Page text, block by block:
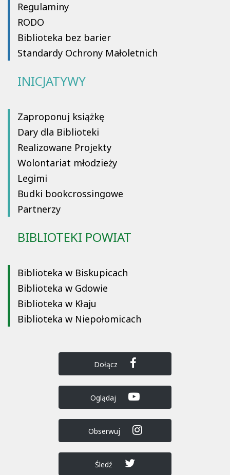
Regulaminy
RODO
Biblioteka bez barier
Standardy Ochrony Małoletnich
INICJATYWY
Zaproponuj książkę
Dary dla Biblioteki
Realizowane Projekty
Wolontariat młodzieży
Legimi
Budki bookcrossingowe
Partnerzy
BIBLIOTEKI POWIAT
Biblioteka w Biskupicach
Biblioteka w Gdowie
Biblioteka w Kłaju
Biblioteka w Niepołomicach
Dołącz
Oglądaj
Obserwuj
Śledź